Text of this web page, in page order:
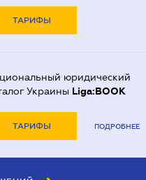
ТАРИФЫ
юридический
Украины Liga:BOOK
ТАРИФЫ ПОДРОБНЕЕ